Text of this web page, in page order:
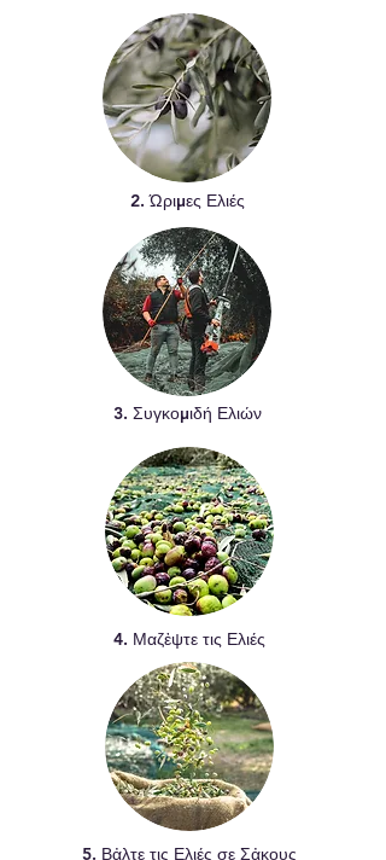
2. Ώριμες Ελιές
3. Συγκομιδή Ελιών
4. Μαζἐψτε τις Ελιές
5. Βἀλτε τις Ελιές σε Σἀκους